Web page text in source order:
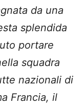
da una
splendida
portare
squadra
nazionali di
Francia, il